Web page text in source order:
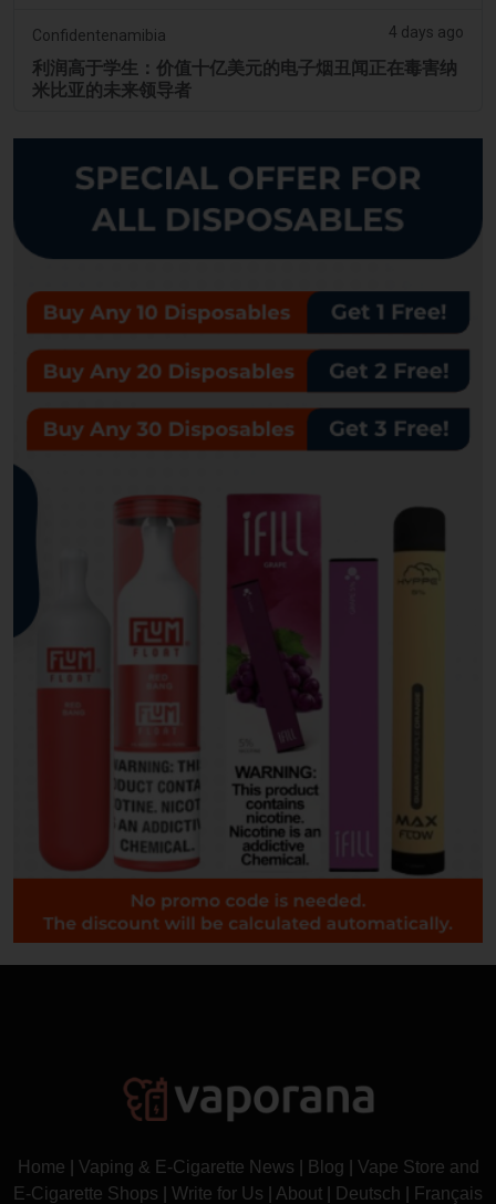
Confidentenamibia 4 days ago
利润高于学生：价值十亿美元的电子烟丑闻正在毒害纳
米比亚的未来领导者
Home Vaping & E-Cigarette News Blog
Vape Store and
E-Cigarette Shops
Write for Us About Deutsch Français